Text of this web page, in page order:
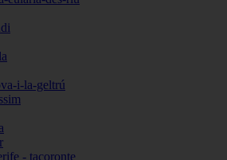
i-la-geltrú
- tacoronte